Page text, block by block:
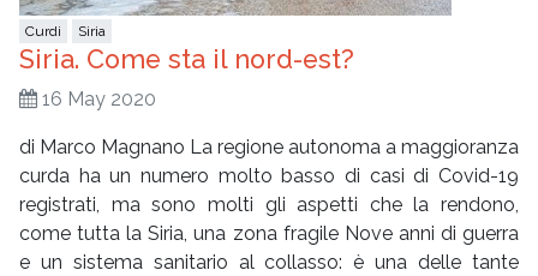
Curdi Siria
Siria. Come sta il nord-est?
16 May 2020
di Marco Magnano La regione autonoma a maggioranza
curda ha un numero molto basso di casi di Covid-19
registrati, ma sono molti gli aspetti che la rendono,
come tutta la Siria, una zona fragile Nove anni di guerra
e un sistema sanitario al collasso: è una delle tante